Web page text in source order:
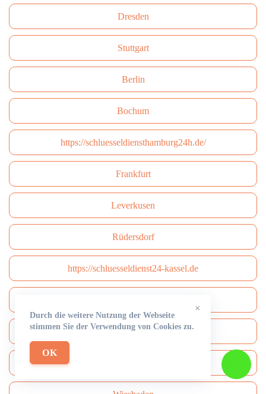
Dresden
Stuttgart
Berlin
Bochum
https://schluesseldiensthamburg24h.de/
Frankfurt
Leverkusen
Rüdersdorf
https://schluesseldienst24-kassel.de
Karlsruhe
×
Durch die weitere Nutzung der Webseite
stimmen Sie der Verwendung von Cookies zu.
OK